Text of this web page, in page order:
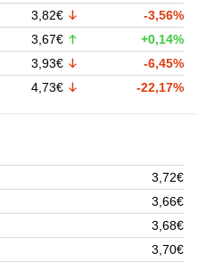
3,82€
-3,56%
3,67€
+0,14%
3,93€
-6,45%
4,73€ -22,17%
3,72€
3,66€
3,68€
3,70€